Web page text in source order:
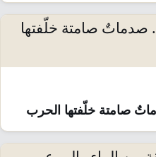
صامتة خلّفتها الحرب